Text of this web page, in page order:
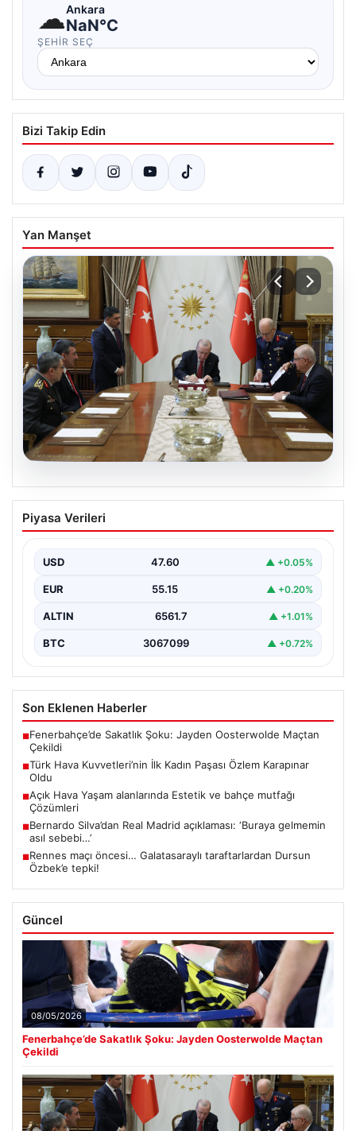
☁Ankara
NaN°C
ŞEHIR SEÇ
Bizi Takip Edin
Yan Manşet
05.08.2026
Türk Hava Kuvvetleri’nin İlk Kadın
Paşası Özlem Karapınar Oldu
kez kadınlardan oluşan yüksek rütbeli…
Piyasa Verileri
USD 47.60 ▲ +0.05%
EUR 55.15 ▲ +0.20%
ALTIN 6561.7 ▲ +1.01%
BTC 3067099 ▲ +0.72%
Son Eklenen Haberler
■Fenerbahçe’de Sakatlık Şoku: Jayden Oosterwolde Maçtan
Çekildi
■Türk Hava Kuvvetleri’nin İlk Kadın Paşası Özlem Karapınar
Oldu
■Açık Hava Yaşam alanlarında Estetik ve bahçe mutfağı
Çözümleri
■Bernardo Silva’dan Real Madrid açıklaması: ‘Buraya gelmemin
asıl sebebi…’
■Rennes maçı öncesi… Galatasaraylı taraftarlardan Dursun
Özbek’e tepki!
Güncel
08/05/2026
Fenerbahçe’de Sakatlık Şoku: Jayden Oosterwolde Maçtan
Çekildi